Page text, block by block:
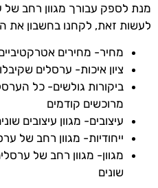
מנת לספק עבורך מגוון רחב של
לעשות זאת, לקחנו בחשבון את
מחיר- מחירים
ציון איכות- ערסלים
ביקורות גולשים- כל
מרוכשים קודמים
עיצובים- מגוון עיצובים
ייחודיות- מגוון רחב של
מגוון- מגוון רחב של
שונים